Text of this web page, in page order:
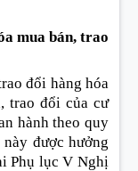
mua bán, trao
đổi hàng hóa
trao đổi của cư
hành theo quy
được hưởng
Phụ lục V Nghị